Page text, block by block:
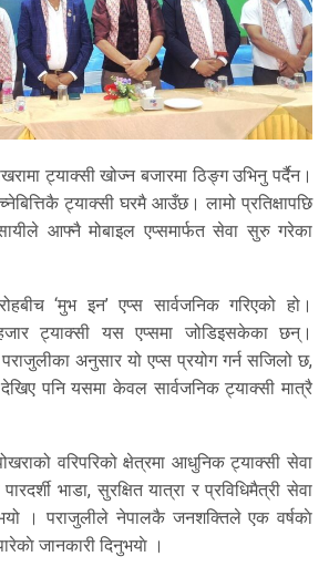
ट्याक्सी खोज्न बजारमा ठिङ्ग उभिनु पर्दैन।
ट्याक्सी घरमै आउँछ। लामो प्रतिक्षापछि
आफ्नै मोबाइल एप्समार्फत सेवा सुरु गरेका
‘मुभ इन’ एप्स सार्वजनिक गरिएको हो।
ट्याक्सी यस एप्समा जोडिइसकेका छन्।
अनुसार यो एप्स प्रयोग गर्न सजिलो छ,
पनि यसमा केवल सार्वजनिक ट्याक्सी मात्रै
वरिपरिको क्षेत्रमा आधुनिक ट्याक्सी सेवा
भाडा, सुरक्षित यात्रा र प्रविधिमैत्री सेवा
। पराजुलीले नेपालकै जनशक्तिले एक वर्षकाे
जानकारी दिनुभयाे ।